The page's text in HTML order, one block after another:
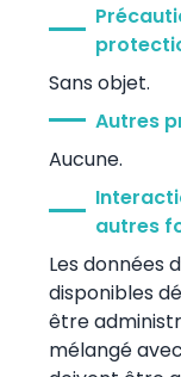
Sans objet.
Autres
Aucune.
autres
Les données
disponibles
être
mélangé